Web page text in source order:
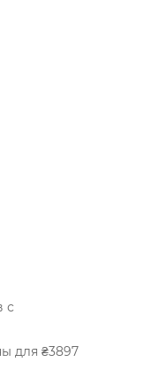
с
для ₴3897